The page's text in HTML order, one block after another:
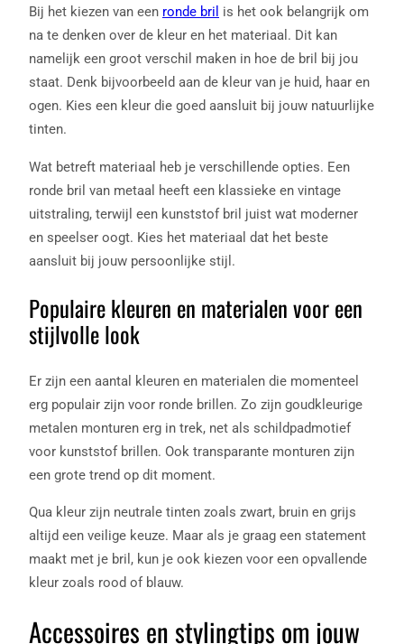
Bij het kiezen van een ronde bril is het ook belangrijk om
na te denken over de kleur en het materiaal. Dit kan
namelijk een groot verschil maken in hoe de bril bij jou
staat. Denk bijvoorbeeld aan de kleur van je huid, haar en
ogen. Kies een kleur die goed aansluit bij jouw natuurlijke
tinten.
Wat betreft materiaal heb je verschillende opties. Een
ronde bril van metaal heeft een klassieke en vintage
uitstraling, terwijl een kunststof bril juist wat moderner
en speelser oogt. Kies het materiaal dat het beste
aansluit bij jouw persoonlijke stijl.
Populaire kleuren en materialen voor een
stijlvolle look
Er zijn een aantal kleuren en materialen die momenteel
erg populair zijn voor ronde brillen. Zo zijn goudkleurige
metalen monturen erg in trek, net als schildpadmotief
voor kunststof brillen. Ook transparante monturen zijn
een grote trend op dit moment.
Qua kleur zijn neutrale tinten zoals zwart, bruin en grijs
altijd een veilige keuze. Maar als je graag een statement
maakt met je bril, kun je ook kiezen voor een opvallende
kleur zoals rood of blauw.
Accessoires en stylingtips om jouw